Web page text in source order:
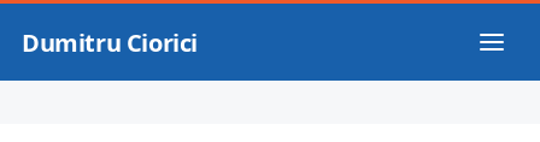
Dumitru Ciorici